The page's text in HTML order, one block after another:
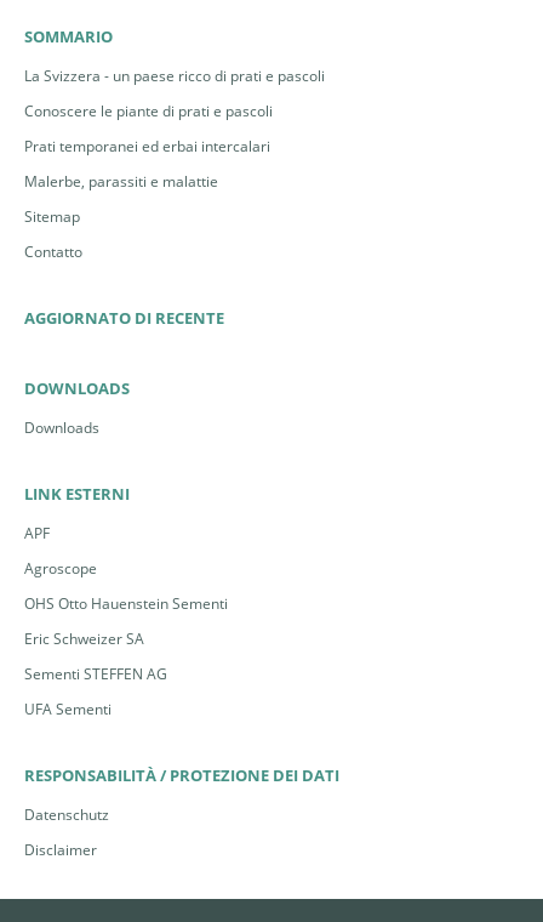
SOMMARIO
La Svizzera - un paese ricco di prati e pascoli
Conoscere le piante di prati e pascoli
Prati temporanei ed erbai intercalari
Malerbe, parassiti e malattie
Sitemap
Contatto
AGGIORNATO DI RECENTE
DOWNLOADS
Downloads
LINK ESTERNI
APF
Agroscope
OHS Otto Hauenstein Sementi
Eric Schweizer SA
Sementi STEFFEN AG
UFA Sementi
RESPONSABILITÀ / PROTEZIONE DEI DATI
Datenschutz
Disclaimer